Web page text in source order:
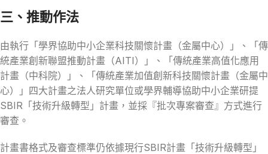
三、推動作法
由執行「學界協助中小企業科技關懷計畫（金屬中心）」、「傳
統產業創新聯盟推動計畫（AITI）」、「傳統產業高值化應用
計畫（中科院）」、「傳統產業加值創新科技關懷計畫（金屬中
心）」四大計畫之法人研究單位或學界輔導協助中小企業研提
SBIR「技術升級轉型」計畫，並採『批次專案審查』方式進行
審查。
計畫書格式及審查標準仍依據現行SBIR計畫「技術升級轉型」